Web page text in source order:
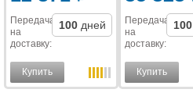
Передача
на
доставку:
100 дней
Купить
Передача
на
доставку:
100
Купить